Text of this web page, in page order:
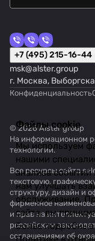
Файлы cookie
Мы используем
нашими
анализа событий
нам улучшать
обслуживание.
сайта, вы
Более подробные
+7 (495) 215-16-44
msk@alster.group
г. Москва,
Конфиденциальность
© 2026 Alster group
На информационном
технологии.
Все ресурсы сайта
текстовую,
структуру, дизайн и
фирменное
и прав на
российским
соглашениями об